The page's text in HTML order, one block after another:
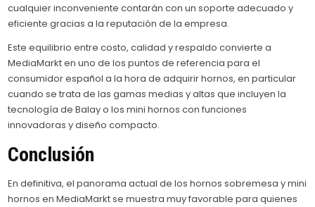
cualquier inconveniente contarán con un soporte adecuado y
eficiente gracias a la reputación de la empresa.
Este equilibrio entre costo, calidad y respaldo convierte a
MediaMarkt en uno de los puntos de referencia para el
consumidor español a la hora de adquirir hornos, en particular
cuando se trata de las gamas medias y altas que incluyen la
tecnología de Balay o los mini hornos con funciones
innovadoras y diseño compacto.
Conclusión
En definitiva, el panorama actual de los hornos sobremesa y mini
hornos en MediaMarkt se muestra muy favorable para quienes